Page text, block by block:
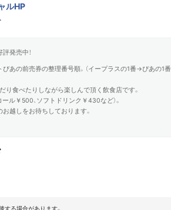
ルHP
発売中！
あの前売券の整理番号順。（イープラスの1番→ぴあの
り食べたりしながら楽しんで頂く飲食店です。
ル￥500、ソフトドリンク￥430など）。
越しをお待ちしております。
する場合があります。